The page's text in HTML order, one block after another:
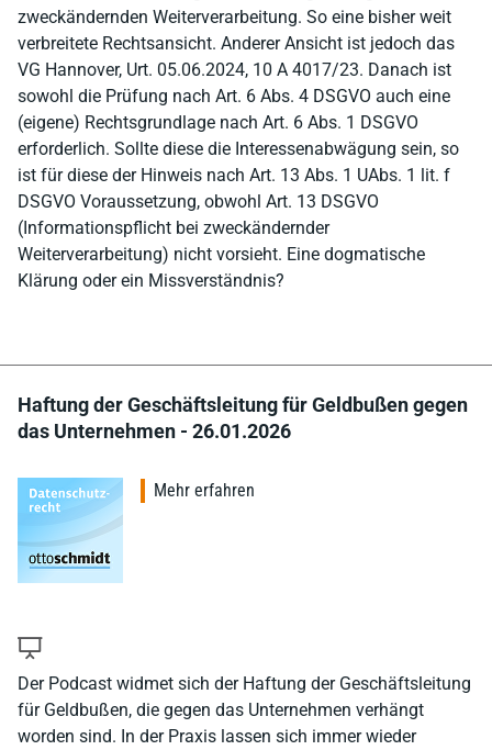
zweckändernden Weiterverarbeitung. So eine bisher weit
verbreitete Rechtsansicht. Anderer Ansicht ist jedoch das
VG Hannover, Urt. 05.06.2024, 10 A 4017/23. Danach ist
sowohl die Prüfung nach Art. 6 Abs. 4 DSGVO auch eine
(eigene) Rechtsgrundlage nach Art. 6 Abs. 1 DSGVO
erforderlich. Sollte diese die Interessenabwägung sein, so
ist für diese der Hinweis nach Art. 13 Abs. 1 UAbs. 1 lit. f
DSGVO Voraussetzung, obwohl Art. 13 DSGVO
(Informationspflicht bei zweckändernder
Weiterverarbeitung) nicht vorsieht. Eine dogmatische
Klärung oder ein Missverständnis?
Haftung der Geschäftsleitung für Geldbußen gegen
das Unternehmen - 26.01.2026
Der Podcast widmet sich der Haftung der Geschäftsleitung
für Geldbußen, die gegen das Unternehmen verhängt
worden sind. In der Praxis lassen sich immer wieder
Mehr erfahren